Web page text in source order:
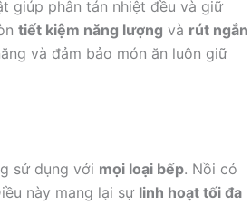
giúp phân tán nhiệt đều và giữ
tiết kiệm năng lượng và rút ngắn
và đảm bảo món ăn luôn giữ
sử dụng với mọi loại bếp. Nồi có
này mang lại sự linh hoạt tối đa